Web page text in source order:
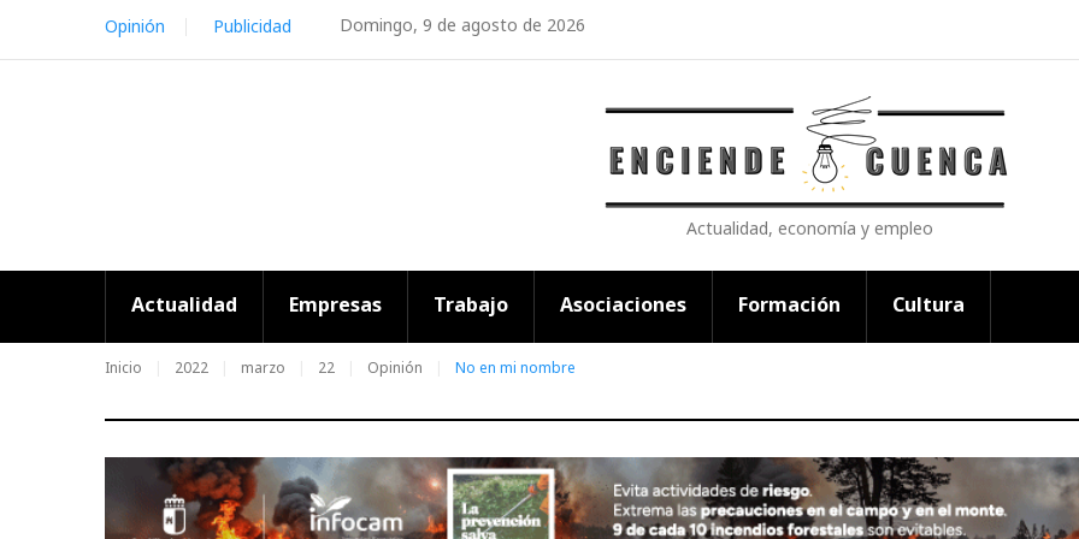
content
Domingo, 9 de agosto de 2026
Opinión Publicidad
Actualidad, economía y empleo
Actualidad Empresas Trabajo Asociaciones Formación Cultura
Inicio 2022 marzo 22 Opinión No en mi nombre